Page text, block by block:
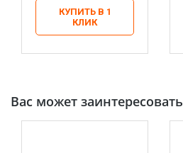
КУПИТЬ В 1
КЛИК
Вас может заинтересовать